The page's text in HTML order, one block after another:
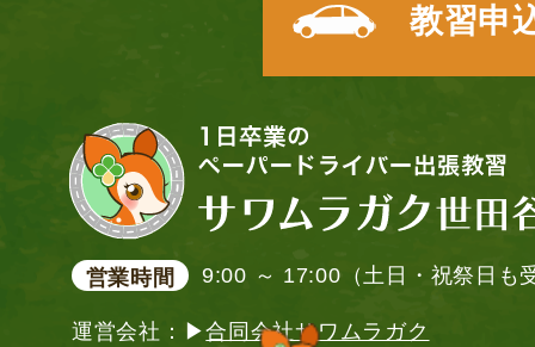
教習申
営業時間 9:00 ～ 17:00（土日・祝祭日も
運営会社：▶合同会社サワムラガク